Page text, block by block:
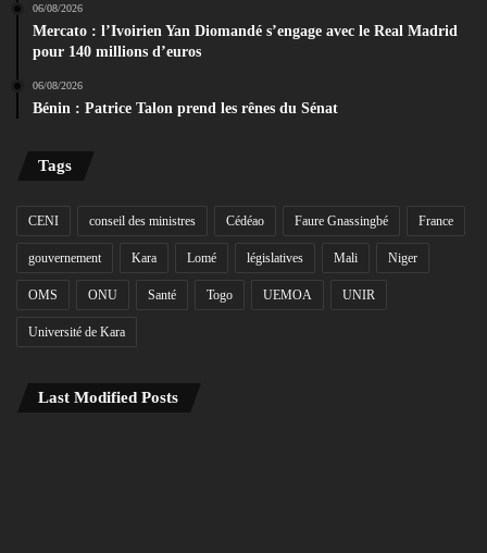
06/08/2026
Mercato : l’Ivoirien Yan Diomandé s’engage avec le Real Madrid
pour 140 millions d’euros
06/08/2026
Bénin : Patrice Talon prend les rênes du Sénat
Tags
CENI conseil des ministres Cédéao Faure Gnassingbé France
gouvernement Kara Lomé législatives Mali Niger
OMS ONU Santé Togo UEMOA UNIR
Université de Kara
Last Modified Posts